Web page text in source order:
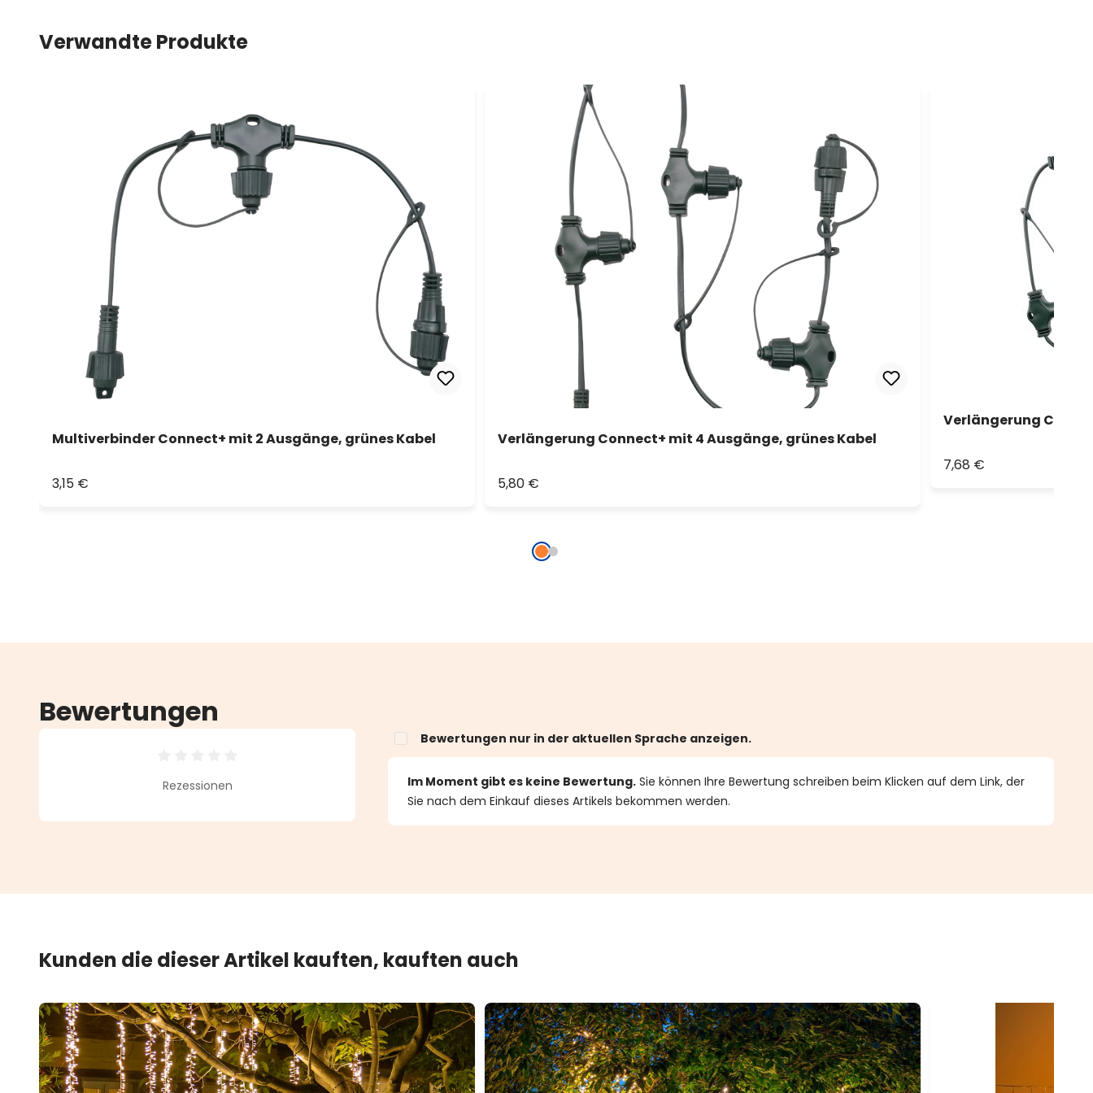
Verwandte Produkte
Multiverbinder Connect+ mit 2 Ausgänge, grünes Kabel
3,15 €
Verlängerung Connect+ mit 4 Ausgänge, grünes Kabel
5,80 €
Verlängerung
7,68 €
Bewertungen
Durchschnittliche Bewertung von 0 von 5 Sternen
Rezessionen
Bewertungen nur in der aktuellen Sprache anzeigen.
Im Moment gibt es keine Bewertung. Sie können Ihre Bewertung schreiben beim Klicken auf dem Link, der
Sie nach dem Einkauf dieses Artikels bekommen werden.
Kunden die dieser Artikel kauften, kauften auch